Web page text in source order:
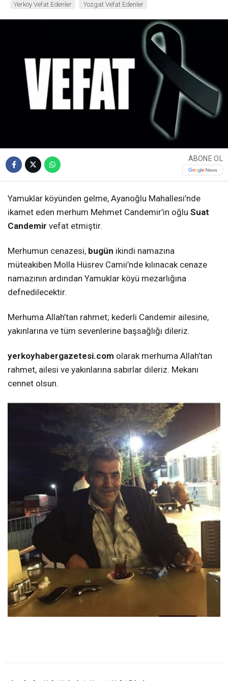
Yerköy Vefat Edenler Yozgat Vefat Edenler
ABONE OL
Yamuklar köyünden gelme, Ayanoğlu Mahallesi’nde
ikamet eden merhum Mehmet Candemir’in oğlu Suat
Candemir vefat etmiştir.
Merhumun cenazesi, bugün ikindi namazına
müteakiben Molla Hüsrev Camii’nde kılınacak cenaze
namazının ardından Yamuklar köyü mezarlığına
defnedilecektir.
Merhuma Allah’tan rahmet; kederli Candemir ailesine,
yakınlarına ve tüm sevenlerine başsağlığı dileriz.
yerkoyhabergazetesi.com olarak merhuma Allah’tan
rahmet, ailesi ve yakınlarına sabırlar dileriz. Mekanı
cennet olsun.